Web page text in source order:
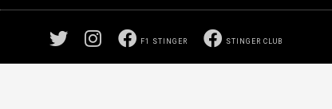
F1 STINGER STINGER CLUB